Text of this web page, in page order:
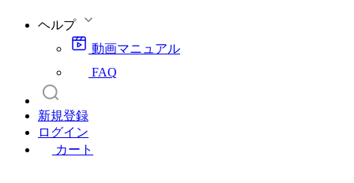
ヘルプ
動画マニュアル
FAQ
新規登録
ログイン
カート